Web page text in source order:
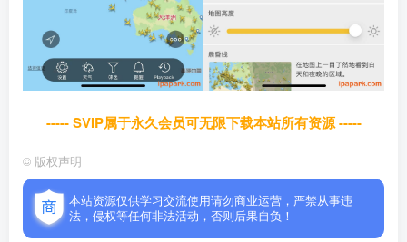
----- SVIP属于永久会员可无限下载本站所有资源 -----
© 版权声明
本站资源仅供学习交流使用请勿商业运营，严禁从事违
法，侵权等任何非法活动，否则后果自负！